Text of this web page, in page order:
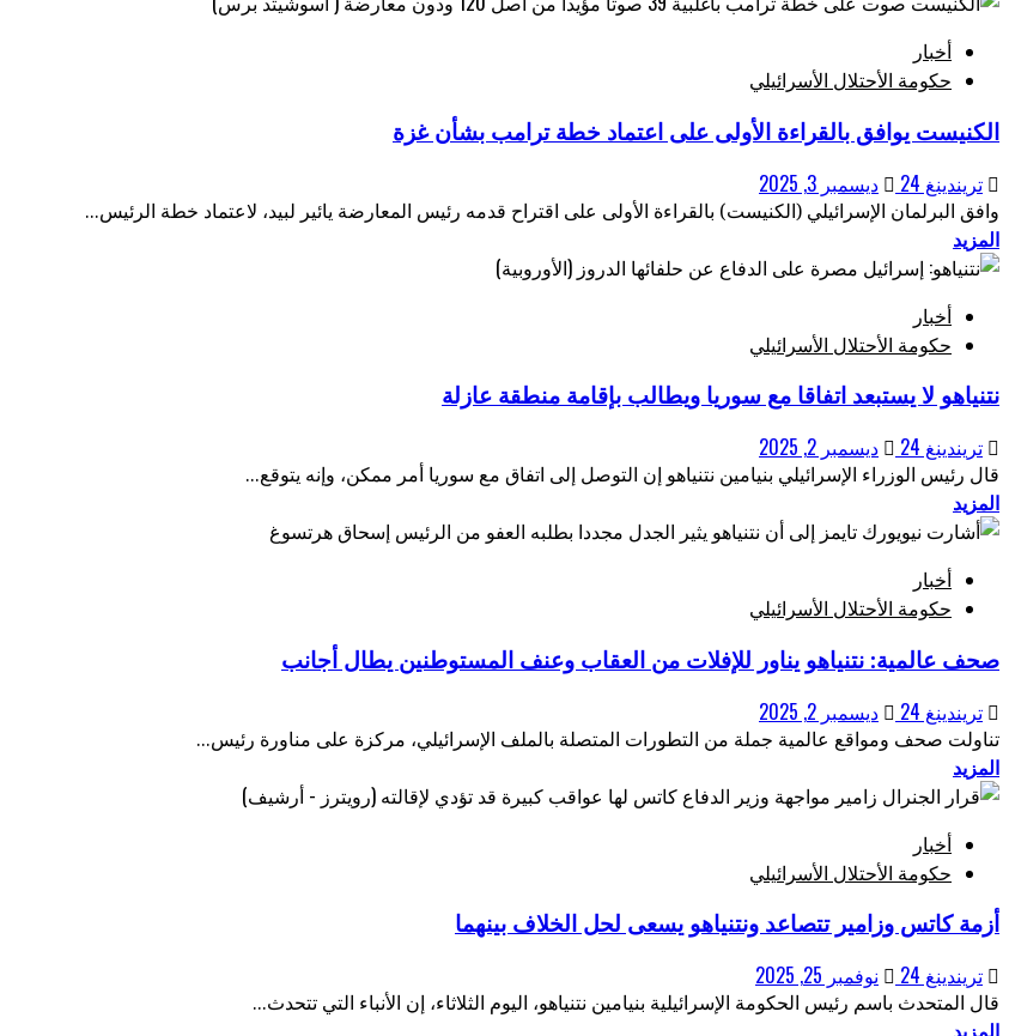
أخبار
حكومة الأحتلال الأسرائيلي
الكنيست يوافق بالقراءة الأولى على اعتماد خطة ترامب بشأن غزة
تريندينغ 24 ديسمبر 3, 2025
وافق البرلمان الإسرائيلي (الكنيست) بالقراءة الأولى على اقتراح قدمه رئيس المعارضة يائير لبيد، لاعتماد خطة الرئيس...
المزيد
أخبار
حكومة الأحتلال الأسرائيلي
نتنياهو لا يستبعد اتفاقا مع سوريا ويطالب بإقامة منطقة عازلة
تريندينغ 24 ديسمبر 2, 2025
قال رئيس الوزراء الإسرائيلي بنيامين نتنياهو إن التوصل إلى اتفاق مع سوريا أمر ممكن، وإنه يتوقع...
المزيد
أخبار
حكومة الأحتلال الأسرائيلي
صحف عالمية: نتنياهو يناور للإفلات من العقاب وعنف المستوطنين يطال أجانب
تريندينغ 24 ديسمبر 2, 2025
تناولت صحف ومواقع عالمية جملة من التطورات المتصلة بالملف الإسرائيلي، مركزة على مناورة رئيس...
المزيد
أخبار
حكومة الأحتلال الأسرائيلي
أزمة كاتس وزامير تتصاعد ونتنياهو يسعى لحل الخلاف بينهما
تريندينغ 24 نوفمبر 25, 2025
قال المتحدث باسم رئيس الحكومة الإسرائيلية بنيامين نتنياهو، اليوم الثلاثاء، إن الأنباء التي تتحدث...
المزيد